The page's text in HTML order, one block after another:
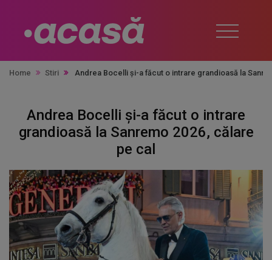
Home Stiri Andrea Bocelli și-a făcut o intrare grandioasă la
Andrea Bocelli și-a făcut o intrare
grandioasă la Sanremo 2026, călare
pe cal